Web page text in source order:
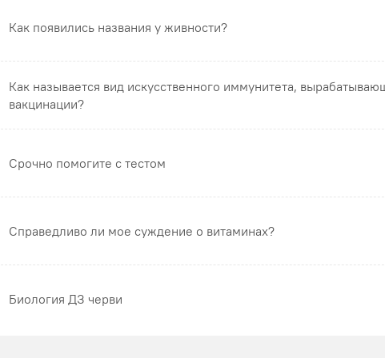
Как появились названия у живности?
Как называется вид искусственного иммунитета,
вакцинации?
Срочно помогите с тестом
Справедливо ли мое суждение о витаминах?
Биология ДЗ черви